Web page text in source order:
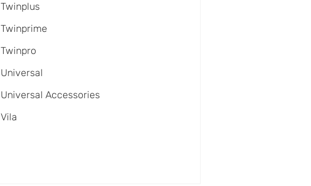
Twinplus
Twinprime
Twinpro
Universal
Universal Accessories
Vila